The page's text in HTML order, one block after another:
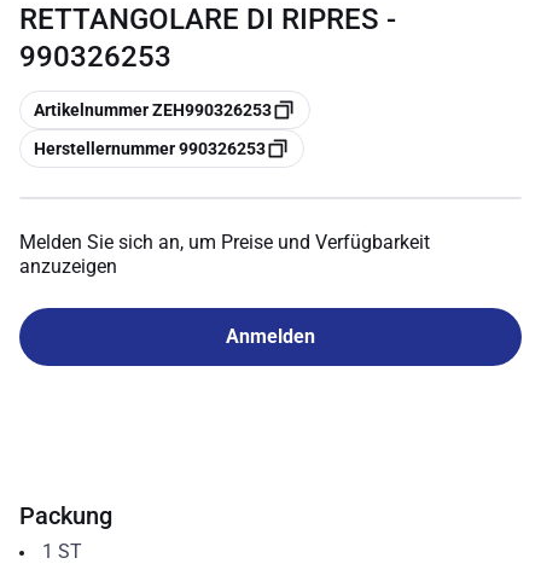
RETTANGOLARE DI RIPRES -
990326253
Kopieren
Artikelnummer ZEH990326253
Kopieren
Herstellernummer 990326253
Melden Sie sich an, um Preise und Verfügbarkeit
anzuzeigen
Anmelden
Packung
1 ST